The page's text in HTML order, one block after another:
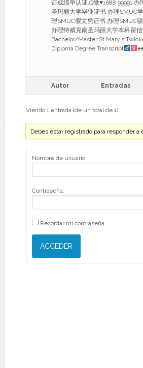
证成绩单认证,Q微♥1688 99991,办
圣玛丽大学毕业证书,办理SMUC
理SMUC假文凭证书,办理SMUC
办理特威克南圣玛丽大学本科留
Bachelor/Master St Mary’s
Diploma Degree Transcript
♠
Autor Entradas
Viendo 1 entrada (de un total de 1)
Debes estar registrado para responder a
Nombre de usuario:
Contraseña:
Recordar mi contraseña
ACCEDER